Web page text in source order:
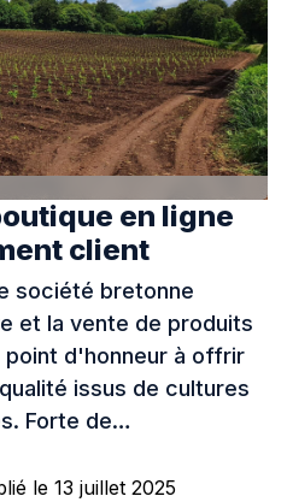
en ligne
client
société bretonne
et la vente de produits
point d'honneur à offrir
issus de cultures
Forte de…
le 13 juillet 2025